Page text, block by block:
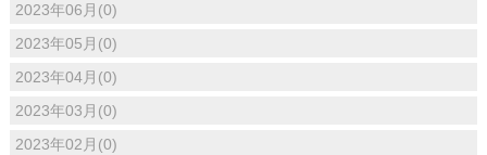
2023年06月(0)
2023年05月(0)
2023年04月(0)
2023年03月(0)
2023年02月(0)